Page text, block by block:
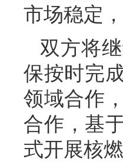
市场稳定
双方将
保按时完
领域合作
合作，基
式开展核